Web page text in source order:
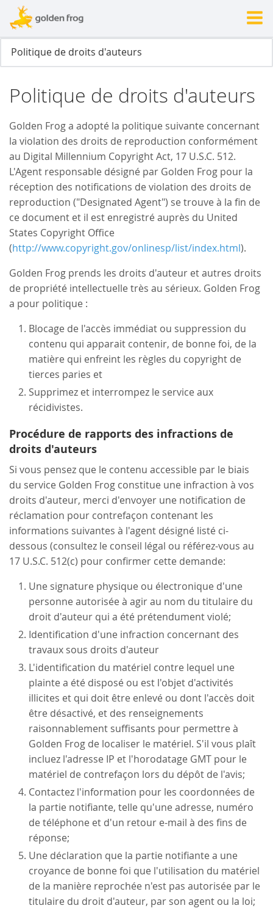
Politique de droits d'auteurs
Golden Frog a adopté la politique suivante concernant
la violation des droits de reproduction conformément
au Digital Millennium Copyright Act, 17 U.S.C. 512.
L'Agent responsable désigné par Golden Frog pour la
réception des notifications de violation des droits de
reproduction ("Designated Agent") se trouve à la fin de
ce document et il est enregistré auprès du United
States Copyright Office
(http://www.copyright.gov/onlinesp/list/index.html).
Golden Frog prends les droits d'auteur et autres droits
de propriété intellectuelle très au sérieux. Golden Frog
a pour politique :
Blocage de l'accès immédiat ou suppression du
contenu qui apparait contenir, de bonne foi, de la
matière qui enfreint les règles du copyright de
tierces paries et
Supprimez et interrompez le service aux
récidivistes.
Procédure de rapports des infractions de
droits d'auteurs
Si vous pensez que le contenu accessible par le biais
du service Golden Frog constitue une infraction à vos
droits d'auteur, merci d'envoyer une notification de
réclamation pour contrefaçon contenant les
informations suivantes à l'agent désigné listé ci-
dessous (consultez le conseil légal ou référez-vous au
17 U.S.C. 512(c) pour confirmer cette demande:
Une signature physique ou électronique d'une
personne autorisée à agir au nom du titulaire du
droit d'auteur qui a été prétendument violé;
Identification d'une infraction concernant des
travaux sous droits d'auteur
L'identification du matériel contre lequel une
plainte a été disposé ou est l'objet d'activités
illicites et qui doit être enlevé ou dont l'accès doit
être désactivé, et des renseignements
raisonnablement suffisants pour permettre à
Golden Frog de localiser le matériel. S'il vous plaît
incluez l'adresse IP et l'horodatage GMT pour le
matériel de contrefaçon lors du dépôt de l'avis;
Contactez l'information pour les coordonnées de
la partie notifiante, telle qu'une adresse, numéro
de téléphone et d'un retour e-mail à des fins de
réponse;
Une déclaration que la partie notifiante a une
croyance de bonne foi que l'utilisation du matériel
de la manière reprochée n'est pas autorisée par le
titulaire du droit d'auteur, par son agent ou la loi;